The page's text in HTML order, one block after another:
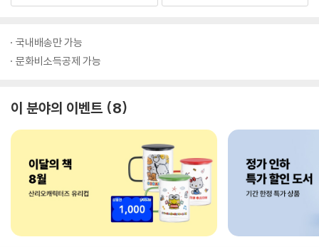
국내배송만 가능
문화비소득공제 가능
이 분야의 이벤트 8